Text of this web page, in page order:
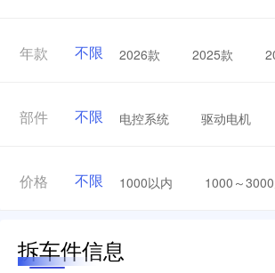
年款 不限 2026款 2025款
部件 不限 电控系统 驱动电机
价格 不限 1000以内 1000～
拆车件信息